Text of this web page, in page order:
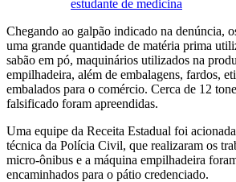
estudante de medicina
Chegando ao galpão indicado na denúncia,
uma grande quantidade de matéria prima
sabão em pó, maquinários utilizados na
empilhadeira, além de embalagens, fardos,
embalados para o comércio. Cerca de 12
falsificado foram apreendidas.
Uma equipe da Receita Estadual foi
técnica da Polícia Civil, que realizaram os
micro-ônibus e a máquina empilhadeira
encaminhados para o pátio credenciado.